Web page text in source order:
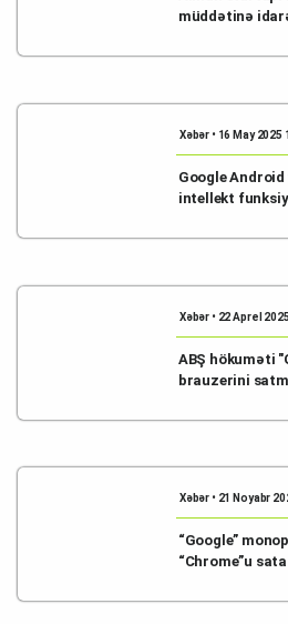
müddətinə
Xəbər • 16 May 2025
Google
intellekt
Xəbər • 22 Aprel
ABŞ hökuməti
brauzerini
Xəbər • 21 Noyabr
“Google”
“Chrome”u